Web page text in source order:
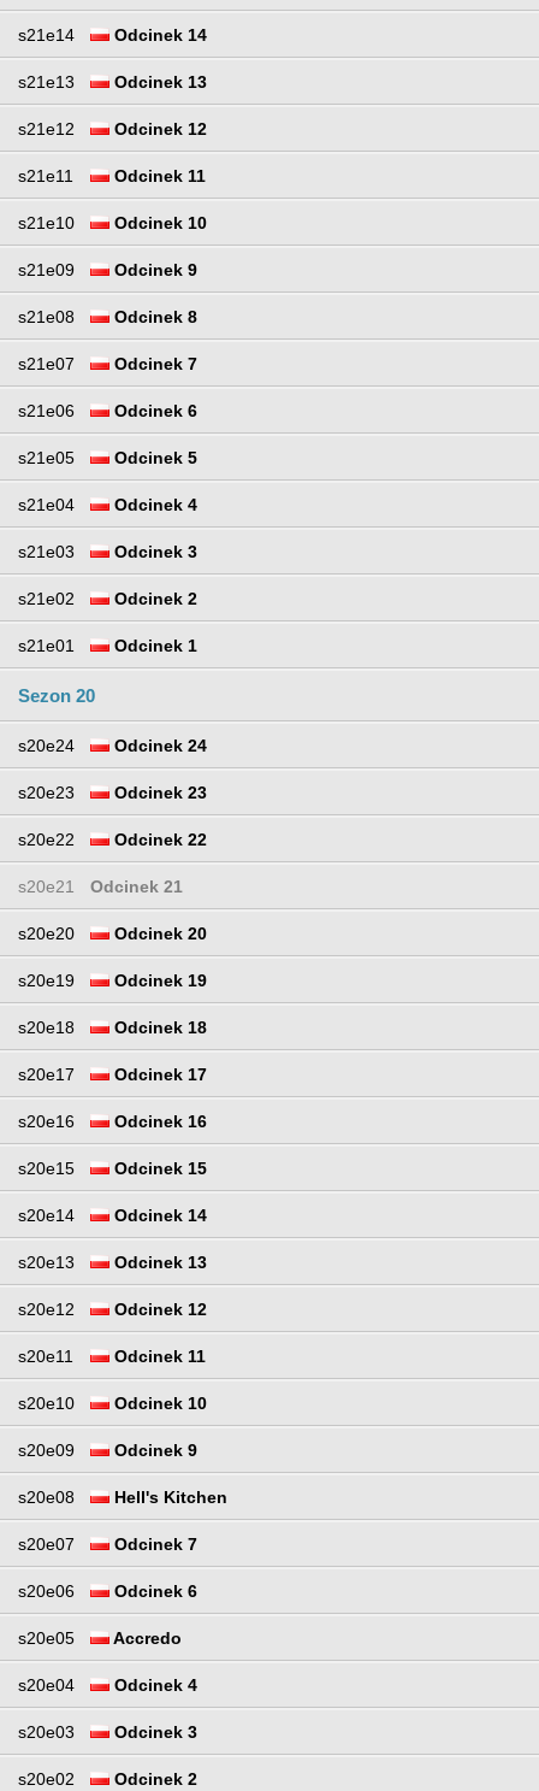
s21e14 Odcinek 14
s21e13 Odcinek 13
s21e12 Odcinek 12
s21e11 Odcinek 11
s21e10 Odcinek 10
s21e09 Odcinek 9
s21e08 Odcinek 8
s21e07 Odcinek 7
s21e06 Odcinek 6
s21e05 Odcinek 5
s21e04 Odcinek 4
s21e03 Odcinek 3
s21e02 Odcinek 2
s21e01 Odcinek 1
Sezon 20
s20e24 Odcinek 24
s20e23 Odcinek 23
s20e22 Odcinek 22
s20e21 Odcinek 21
s20e20 Odcinek 20
s20e19 Odcinek 19
s20e18 Odcinek 18
s20e17 Odcinek 17
s20e16 Odcinek 16
s20e15 Odcinek 15
s20e14 Odcinek 14
s20e13 Odcinek 13
s20e12 Odcinek 12
s20e11 Odcinek 11
s20e10 Odcinek 10
s20e09 Odcinek 9
s20e08 Hell's Kitchen
s20e07 Odcinek 7
s20e06 Odcinek 6
s20e05 Accredo
s20e04 Odcinek 4
s20e03 Odcinek 3
s20e02 Odcinek 2